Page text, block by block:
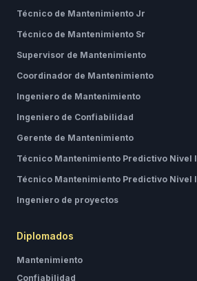
Técnico de Mantenimiento Jr
Técnico de Mantenimiento Sr
Supervisor de Mantenimiento
Coordinador de Mantenimiento
Ingeniero de Mantenimiento
Ingeniero de Confiabilidad
Gerente de Mantenimiento
Técnico Mantenimiento Predictivo Nivel I
Técnico Mantenimiento Predictivo Nivel
Ingeniero de proyectos
Diplomados
Mantenimiento
Confiabilidad